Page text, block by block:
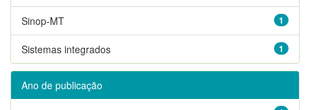
1
Sinop-MT
1
Sistemas integrados
Ano de publicação